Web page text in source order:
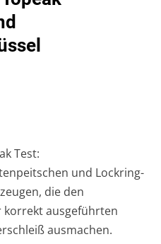
Test:
und Lockring-
die den
korrekt ausgeführten
ausmachen.